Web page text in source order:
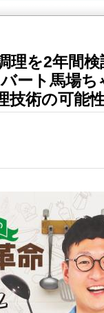
理を2年間
ート馬場ち
技術の可能